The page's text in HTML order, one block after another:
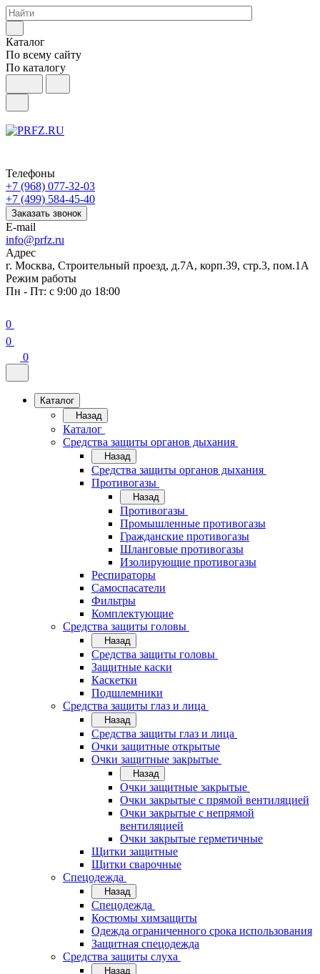
Каталог
По всему сайту
По каталогу
Телефоны
+7 (968) 077-32-03
+7 (499) 584-45-40
Заказать звонок
E-mail
info@prfz.ru
Адрес
г. Москва, Строительный проезд, д.7А, корп.39, стр.3, пом.1А
Режим работы
Пн - Пт: с 9:00 до 18:00
0
0
0
Каталог
Назад
Каталог
Средства защиты органов дыхания
Назад
Средства защиты органов дыхания
Противогазы
Назад
Противогазы
Промышленные противогазы
Гражданские противогазы
Шланговые противогазы
Изолирующие противогазы
Респираторы
Самоспасатели
Фильтры
Комплектующие
Средства защиты головы
Назад
Средства защиты головы
Защитные каски
Каскетки
Подшлемники
Средства защиты глаз и лица
Назад
Средства защиты глаз и лица
Очки защитные открытые
Очки защитные закрытые
Назад
Очки защитные закрытые
Очки закрытые с прямой вентиляцией
Очки закрытые с непрямой
вентиляцией
Очки закрытые герметичные
Щитки защитные
Щитки сварочные
Спецодежда
Назад
Спецодежда
Костюмы химзащиты
Одежда ограниченного срока использования
Защитная спецодежда
Средства защиты слуха
Назад